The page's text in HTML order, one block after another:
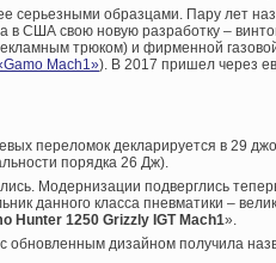
серьезными образцами. Пару лет
в США свою новую разработку –
трюком) и фирменной
Maсh1»). В 2017 пришел через
переломок декларируется в 29
порядка 26 Дж).
Модернизации подверглись
данного класса пневматики –
Hunter 1250 Grizzly IGT Mach1».
обновленным дизайном получила